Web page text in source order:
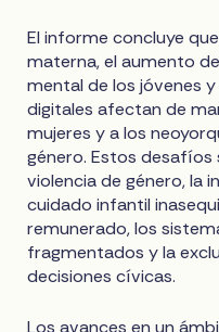
El informe concluye
materna, el aumento
mental de los jóvenes
digitales afectan de
mujeres y a los
género. Estos
violencia de género, la
cuidado infantil
remunerado, los
fragmentados y la
decisiones cívicas.
Los avances en un